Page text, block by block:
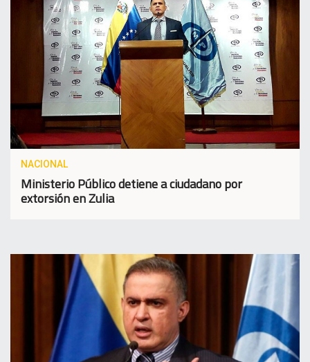
NACIONAL
Ministerio Público detiene a ciudadano por
extorsión en Zulia